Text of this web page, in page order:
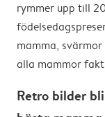
rymmer upp till
mamma,
alla mammor
Retro bilder